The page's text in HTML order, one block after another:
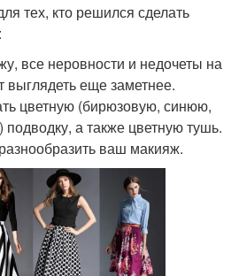
тех, кто решился сделать
все неровности и недочеты на
выглядеть еще заметнее.
цветную (бирюзовую, синюю,
а также цветную тушь.
ваш макияж.